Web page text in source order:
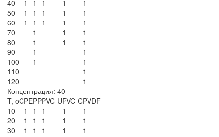
40
1 1 1 1
1
50
1 1 1 1
1
60
1 1 1 1
1
70
1 1
1
80
1 1
1
90
1
1
100
1
1
110
1
120
1
Концентрация: 40
T, oCPEPPPVC-UPVC-CPVDF
10
1 1 1 1
1
20
1 1 1 1
1
30
1 1 1 1
1